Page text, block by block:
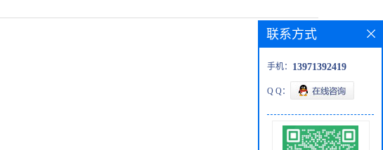
联系方式
手机： 13971392419
Q Q：